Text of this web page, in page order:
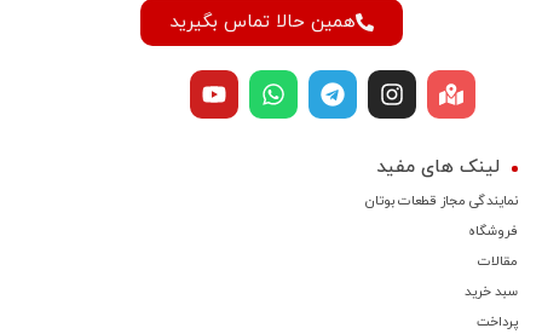
همین حالا تماس بگیرید
لینک های مفید
نمایندگی مجاز قطعات بوتان
فروشگاه
مقالات
سبد خرید
پرداخت